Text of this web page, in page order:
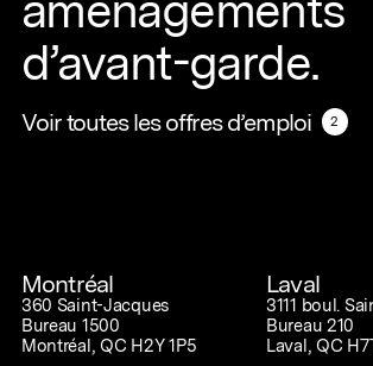
d’avant-garde.
Voir toutes les offres d’emploi
Voir toutes les offres d’emploi2 2
Montréal
360 Saint-Jacques
Bureau 1500
Montréal, QC H2Y 1P5
Laval
3111 boul.
Bureau 210
Laval, QC